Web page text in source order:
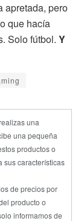
apretada, pero
que hacía
Solo fútbol. Y
una
una pequeña
productos o
sus características
de precios por
producto o
informamos de